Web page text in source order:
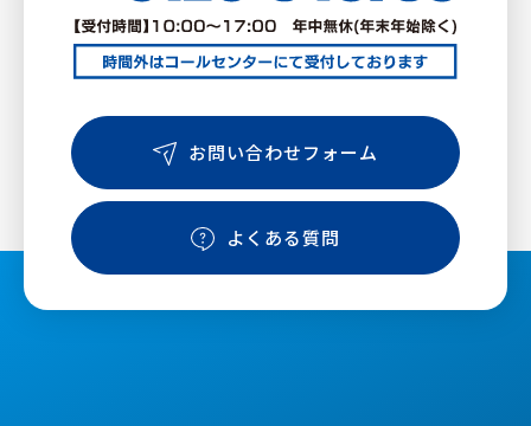
お問い合わせフォーム
よくある質問